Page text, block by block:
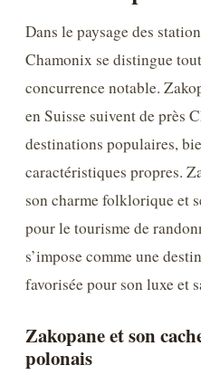
Dans le paysage des
Chamonix se distingue
concurrence notable.
en Suisse suivent de près
destinations populaires,
caractéristiques propres.
son charme folklorique et
pour le tourisme de
s’impose comme une
favorisée pour son luxe et
Zakopane et son
polonais